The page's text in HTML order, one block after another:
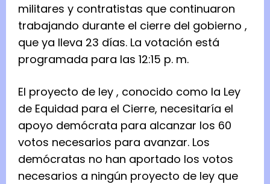
militares y contratistas que continuaron
trabajando durante el cierre del gobierno ,
que ya lleva 23 días. La votación está
programada para las 12:15 p. m.
El proyecto de ley , conocido como la Ley
de Equidad para el Cierre, necesitaría el
apoyo demócrata para alcanzar los 60
votos necesarios para avanzar. Los
demócratas no han aportado los votos
necesarios a ningún proyecto de ley que